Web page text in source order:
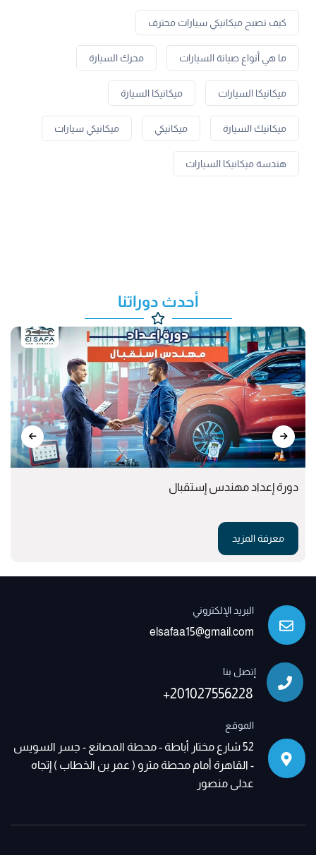
كيف تصبح ميكانيكي سيارات محترف
ما هي أنواع صيانة السيارات محرك السيارة
ميكانيكا السيارات ميكانيكا السيارة
ميكانيك السيارة ميكانيكي ميكانيكي سيارات
هندسة ميكانيكا السيارات
أحدث دوراتنا
دورة إعداد مهندس إستقبال
معرفة المزيد
البريد الإلكتروني
elsafaa15@gmail.com
إتصل بنا
+201027556228
الموقع
52 شارع مختار أباطة - محطة المصانع - جسر السويس
- القاهرة أمام محطة مترو ( عمر بن الخطاب ) إتجاه
عدلى منصور